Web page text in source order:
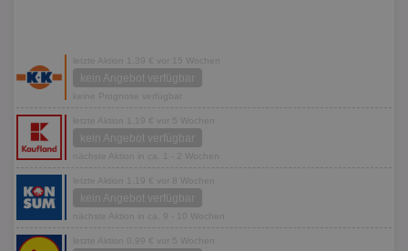
letzte Aktion 1,39 € vor 15 Wochen
kein Angebot verfügbar
keine Prognose verfügbar
letzte Aktion 1,19 € vor 5 Wochen
kein Angebot verfügbar
nächste Aktion in ca. 1 - 2 Wochen
letzte Aktion 1,19 € vor 8 Wochen
kein Angebot verfügbar
nächste Aktion in ca. 9 - 10 Wochen
letzte Aktion 0,99 € vor 5 Wochen